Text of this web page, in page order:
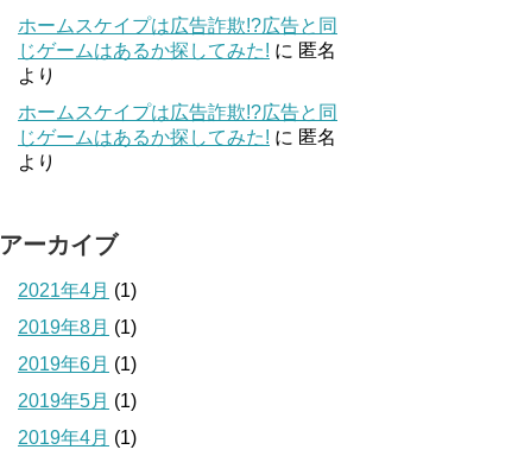
ホームスケイプは広告詐欺!?広告と同
じゲームはあるか探してみた! に 匿名
より
ホームスケイプは広告詐欺!?広告と同
じゲームはあるか探してみた! に 匿名
より
アーカイブ
2021年4月 (1)
2019年8月 (1)
2019年6月 (1)
2019年5月 (1)
2019年4月 (1)